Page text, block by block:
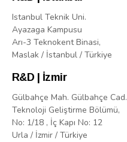
Istanbul Teknik Uni.
Ayazaga Kampusu
Arı-3 Teknokent Binasi,
Maslak / İstanbul / Türkiye
R&D | İzmir
Gülbahçe Mah. Gülbahçe Cad.
Teknoloji Geliştirme Bölümü,
No: 1/18 , İç Kapı No: 12
Urla / İzmir / Türkiye